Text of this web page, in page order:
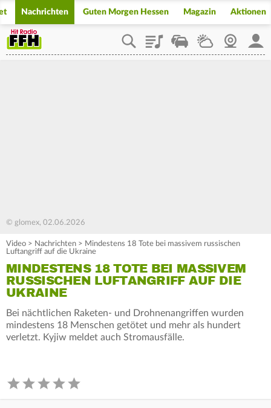
Nachrichten Guten Morgen Hessen Magazin Aktionen
PlaylistStaupilotWetterWebcam
© glomex, 02.06.2026
Video > Nachrichten > Mindestens 18 Tote bei massivem russischen
Luftangriff auf die Ukraine
MINDESTENS 18 TOTE BEI MASSIVEM
RUSSISCHEN LUFTANGRIFF AUF DIE
UKRAINE
Bei nächtlichen Raketen- und Drohnenangriffen wurden
mindestens 18 Menschen getötet und mehr als hundert
verletzt. Kyjiw meldet auch Stromausfälle.